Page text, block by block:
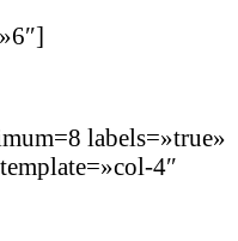
labels=»true»
4″